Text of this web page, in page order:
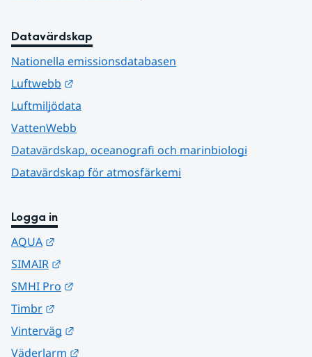
Datavärdskap
Nationella emissionsdatabasen
Luftwebb
Luftmiljödata
VattenWebb
Datavärdskap, oceanografi och marinbiologi
Datavärdskap för atmosfärkemi
Logga in
AQUA
SIMAIR
SMHI Pro
Timbr
Vinterväg
Väderlarm